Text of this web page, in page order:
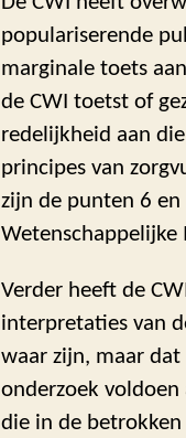
populariserende
marginale toets
de CWI toetst of
redelijkheid aan
principes van
zijn de punten 6
Verder heeft de
interpretaties van
waar zijn, maar
onderzoek
die in de